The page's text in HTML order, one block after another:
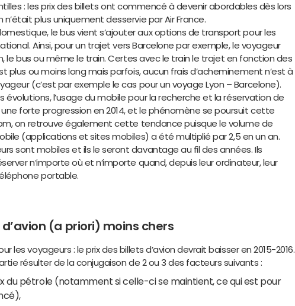
: les prix des billets ont commencé à devenir abordables dès lors
plus uniquement desservie par Air France.
le bus vient s’ajouter aux options de transport pour les
Ainsi, pour un trajet vers Barcelone par exemple, le voyageur
le bus ou même le train. Certes avec le train le trajet en fonction des
plus ou moins long mais parfois, aucun frais d’acheminement n’est à
(c’est par exemple le cas pour un voyage Lyon – Barcelone).
évolutions, l’usage du mobile pour la recherche et la réservation de
forte progression en 2014, et le phénomène se poursuit cette
on retrouve également cette tendance puisque le volume de
(applications et sites mobiles) a été multiplié par 2,5 en un an.
sont mobiles et ils le seront davantage au fil des années. Ils
n’importe où et n’importe quand, depuis leur ordinateur, leur
portable.
d’avion (a priori) moins chers
les voyageurs : le prix des billets d’avion devrait baisser en 2015-2016.
résulter de la conjugaison de 2 ou 3 des facteurs suivants :
du pétrole (notamment si celle-ci se maintient, ce qui est pour